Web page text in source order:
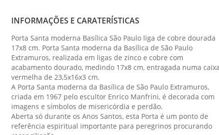
INFORMAÇÕES E CARATERÍSTICAS
Porta Santa moderna Basílica São Paulo liga de cobre dourada
17x8 cm. Porta Santa moderna da Basílica de São Paulo
Extramuros, realizada em ligas de zinco e cobre com
acabamento dourado, medindo 17x8 cm, entragada numa
vermelha de 23,5x16x3 cm.
A Porta Santa moderna da Basílica de São Paulo Extramuros,
criada em 1967 pelo escultor Enrico Manfrini, é decorada com
imagens e símbolos de misericórdia e perdão.
Aberta só durante os Anos Santos, esta Porta é um ponto de
referência espiritual importante para peregrinos procurando